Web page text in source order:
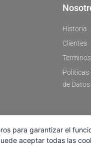
Historia
Clientes
Politicas
de Datos
para garantizar el
aceptar todas las